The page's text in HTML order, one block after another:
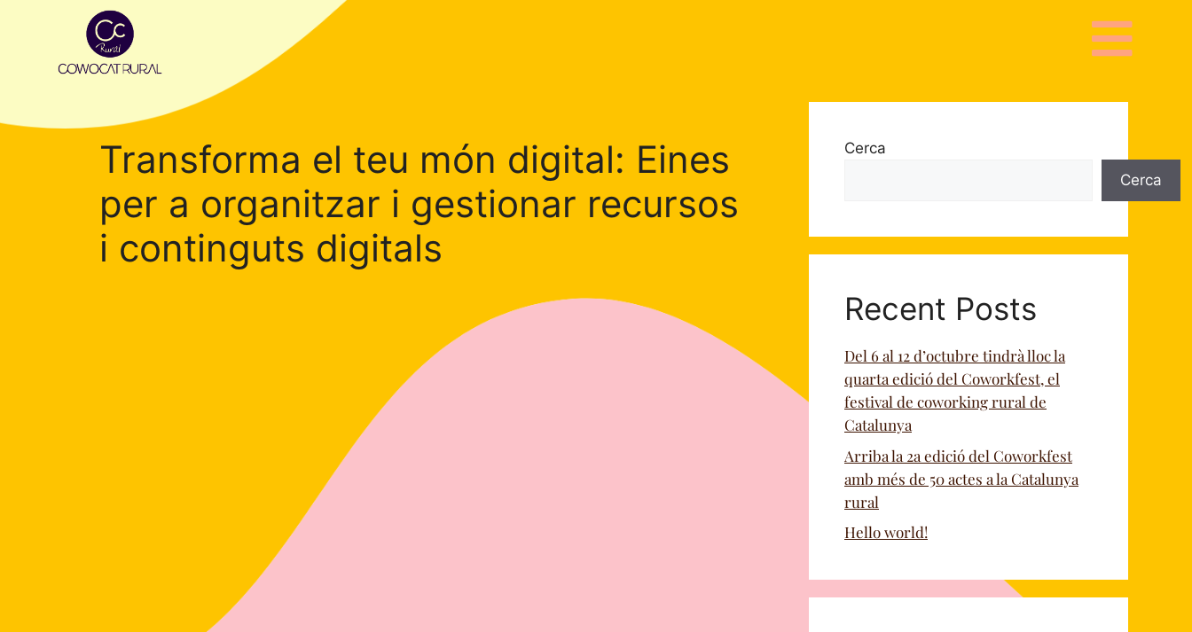
Transforma el teu món digital: Eines
per a organitzar i gestionar recursos
i continguts digitals
Cerca
Cerca
Recent Posts
Del 6 al 12 d’octubre tindrà lloc la
quarta edició del Coworkfest, el
festival de coworking rural de
Catalunya
Arriba la 2a edició del Coworkfest
amb més de 50 actes a la Catalunya
rural
Hello world!